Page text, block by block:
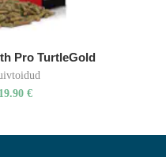
Pro TurtleGold
19.90 €